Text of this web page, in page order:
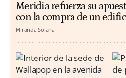
Meridia refuerza su
con la compra de un
Miranda Solana